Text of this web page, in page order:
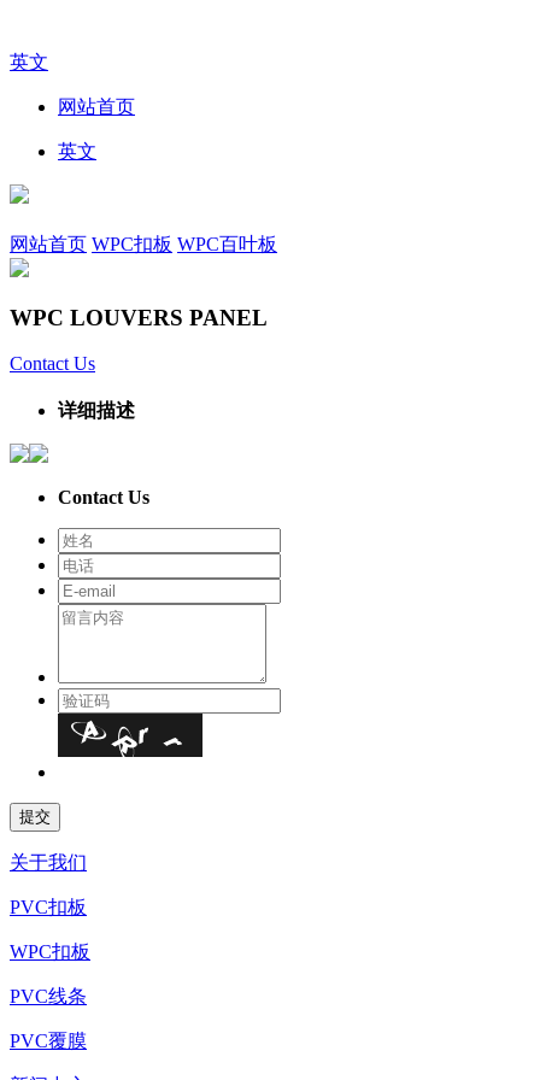
英文
网站首页
英文
网站首页 WPC扣板 WPC百叶板
WPC LOUVERS PANEL
Contact Us
详细描述
Contact Us
关于我们
PVC扣板
WPC扣板
PVC线条
PVC覆膜